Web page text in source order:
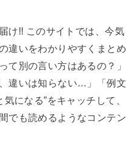
け!! このサイトでは、今気
違いをわかりやすくまとめ
て別の言い方はあるの？」
違いは知らない…」「例文
になる”をキャッチして、
でも読めるようなコンテン